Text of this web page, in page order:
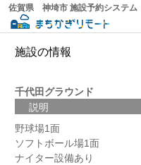
佐賀県 神埼市 施設予約システム
施設の情報
千代田グラウンド
説明
野球場1面
ソフトボール場1面
ナイター設備あり